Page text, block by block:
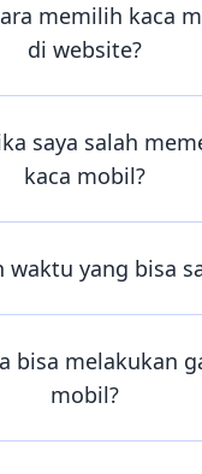
memilih kaca
di website?
saya salah
kaca mobil?
waktu yang bisa
bisa melakukan
mobil?